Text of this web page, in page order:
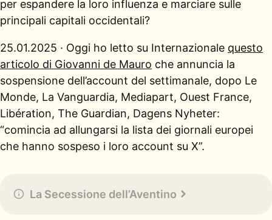
per espandere la loro influenza e marciare sulle
principali capitali occidentali?
25.01.2025 · Oggi ho letto su Internazionale questo
articolo di Giovanni de Mauro che annuncia la
sospensione dell’account del settimanale, dopo Le
Monde, La Vanguardia, Mediapart, Ouest France,
Libération, The Guardian, Dagens Nyheter:
“comincia ad allungarsi la lista dei giornali europei
che hanno sospeso i loro account su X”.
La Secessione dell’Aventino